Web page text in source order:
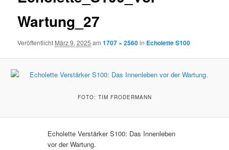
Wartung_27
Veröffentlicht März 9, 2025 am1707 × 2560in Echolette S100
FOTO: TIM FRODERMANN
Echolette Verstärker S100: Das Innenleben
vor der Wartung.